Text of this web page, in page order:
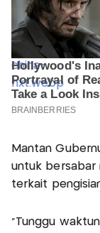
Mantan
untuk bersabar
terkait
"Tunggu